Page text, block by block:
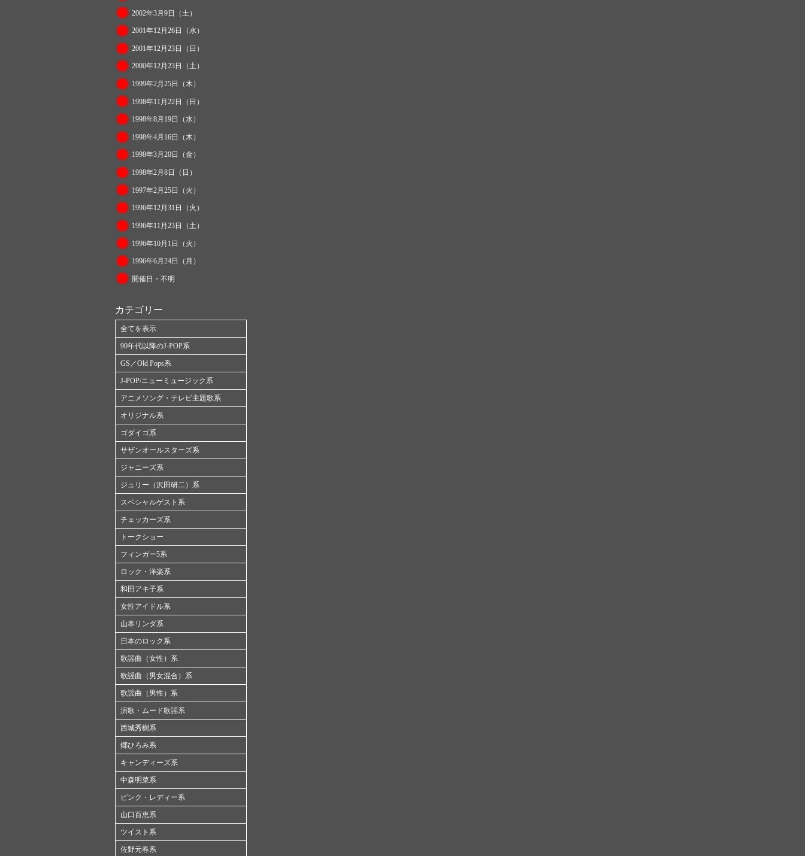
2002年3月9日（土）
2001年12月26日（水）
2001年12月23日（日）
2000年12月23日（土）
1999年2月25日（木）
1998年11月22日（日）
1998年8月19日（水）
1998年4月16日（木）
1998年3月20日（金）
1998年2月8日（日）
1997年2月25日（火）
1996年12月31日（火）
1996年11月23日（土）
1996年10月1日（火）
1996年6月24日（月）
開催日・不明
カテゴリー
全てを表示
90年代以降のJ-POP系
GS／Old Pops系
J-POP/ニューミュージック系
アニメソング・テレビ主題歌系
オリジナル系
ゴダイゴ系
サザンオールスターズ系
ジャニーズ系
ジュリー（沢田研二）系
スペシャルゲスト系
チェッカーズ系
トークショー
フィンガー5系
ロック・洋楽系
和田アキ子系
女性アイドル系
山本リンダ系
日本のロック系
歌謡曲（女性）系
歌謡曲（男女混合）系
歌謡曲（男性）系
演歌・ムード歌謡系
西城秀樹系
郷ひろみ系
キャンディーズ系
中森明菜系
ピンク・レディー系
山口百恵系
ツイスト系
佐野元春系